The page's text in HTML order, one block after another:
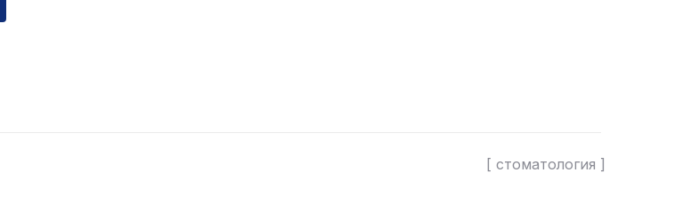
[ стоматология ]